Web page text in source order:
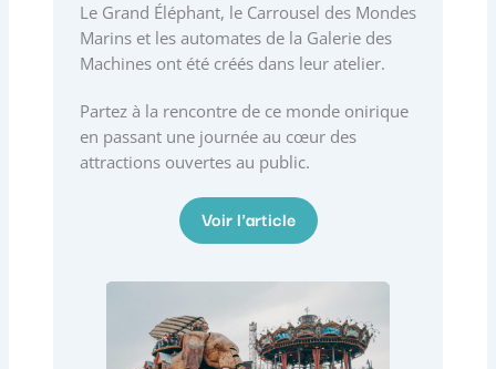
Le Grand Éléphant, le Carrousel des Mondes
Marins et les automates de la Galerie des
Machines ont été créés dans leur atelier.
Partez à la rencontre de ce monde onirique
en passant une journée au cœur des
attractions ouvertes au public.
Voir l'article